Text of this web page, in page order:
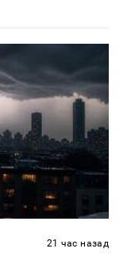
21 час назад